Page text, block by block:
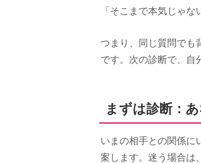
「そこまで本気じゃ
つまり、同じ質問でも
です。次の診断で、自
まずは診断：
いまの相手との関係に
案します。迷う場合は